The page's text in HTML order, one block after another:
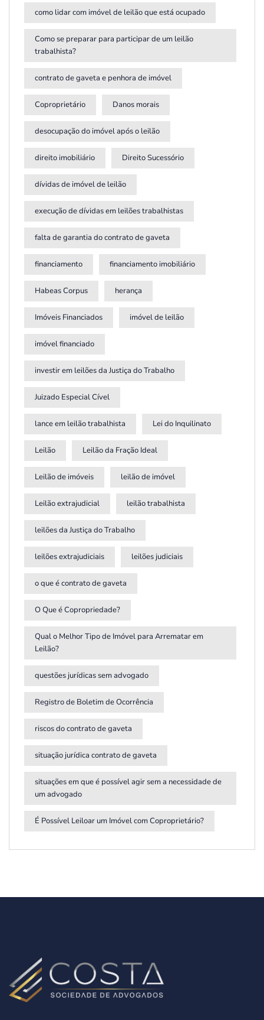
como lidar com imóvel de leilão que está ocupado
Como se preparar para participar de um leilão
trabalhista?
contrato de gaveta e penhora de imóvel
Coproprietário Danos morais
desocupação do imóvel após o leilão
direito imobiliário Direito Sucessório
dívidas de imóvel de leilão
execução de dívidas em leilões trabalhistas
falta de garantia do contrato de gaveta
financiamento financiamento imobiliário
Habeas Corpus herança
Imóveis Financiados imóvel de leilão
imóvel financiado
investir em leilões da Justiça do Trabalho
Juizado Especial Cível
lance em leilão trabalhista Lei do Inquilinato
Leilão Leilão da Fração Ideal
Leilão de imóveis leilão de imóvel
Leilão extrajudicial leilão trabalhista
leilões da Justiça do Trabalho
leilões extrajudiciais leilões judiciais
o que é contrato de gaveta
O Que é Copropriedade?
Qual o Melhor Tipo de Imóvel para Arrematar em
Leilão?
questões jurídicas sem advogado
Registro de Boletim de Ocorrência
riscos do contrato de gaveta
situação jurídica contrato de gaveta
situações em que é possível agir sem a necessidade de
um advogado
É Possível Leiloar um Imóvel com Coproprietário?